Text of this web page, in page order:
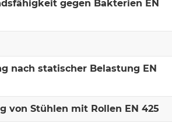
gegen Bakterien EN
nach statischer Belastung EN
von Stühlen mit Rollen EN 425